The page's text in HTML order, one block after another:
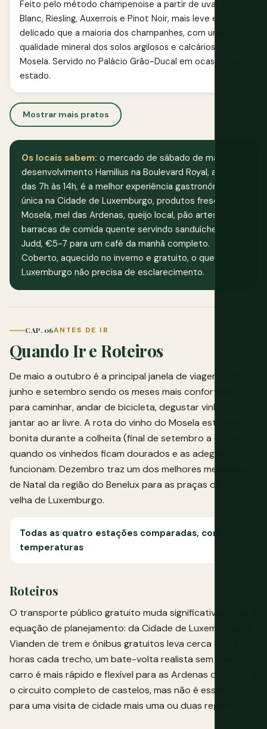
Feito pelo método champenoise a partir de uvas Pinot
Blanc, Riesling, Auxerrois e Pinot Noir, mais leve e
delicado que a maioria dos champanhes, com uma
qualidade mineral dos solos argilosos e calcários do
Mosela. Servido no Palácio Grão-Ducal em ocasiões de
estado.
Mostrar mais pratos
Os locais sabem: o mercado de sábado de manhã no
desenvolvimento Hamilius na Boulevard Royal, aberto
das 7h às 14h, é a melhor experiência gastronômica
única na Cidade de Luxemburgo, produtos frescos do
Mosela, mel das Ardenas, queijo local, pão artesanal e
barracas de comida quente servindo sanduíches de
Judd, €5-7 para um café da manhã completo.
Coberto, aquecido no inverno e gratuito, o que em
Luxemburgo não precisa de esclarecimento.
CAP. 06ANTES DE IR
Quando Ir e Roteiros
De maio a outubro é a principal janela de viagem, com
junho e setembro sendo os meses mais confortáveis
para caminhar, andar de bicicleta, degustar vinhos e
jantar ao ar livre. A rota do vinho do Mosela está mais
bonita durante a colheita (final de setembro a outubro),
quando os vinhedos ficam dourados e as adegas
funcionam. Dezembro traz um dos melhores mercados
de Natal da região do Benelux para as praças da cidade
velha de Luxemburgo.
Todas as quatro estações comparadas, com
temperaturas
Roteiros
O transporte público gratuito muda significativamente a
equação de planejamento: da Cidade de Luxemburgo a
Vianden de trem e ônibus gratuitos leva cerca de 1,5
horas cada trecho, um bate-volta realista sem carro. Um
carro é mais rápido e flexível para as Ardenas do norte e
o circuito completo de castelos, mas não é essencial
para uma visita de cidade mais uma ou duas regiões.